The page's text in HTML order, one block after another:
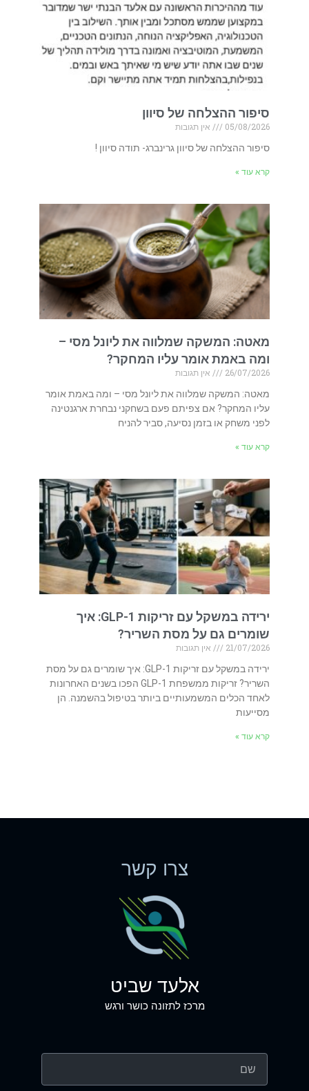
סיפור ההצלחה של סיוון
05/08/2026
אין תגובות
סיפור ההצלחה של סיוון גרינברג- תודה סיוון !
קרא עוד »
מאטה: המשקה שמלווה את ליונל מסי –
ומה באמת אומר עליו המחקר?
26/07/2026
אין תגובות
מאטה: המשקה שמלווה את ליונל מסי – ומה באמת אומר
עליו המחקר? אם צפיתם פעם בשחקני נבחרת ארגנטינה
לפני משחק או בזמן נסיעה, סביר להניח
קרא עוד »
ירידה במשקל עם זריקות GLP-1: איך
שומרים גם על מסת השריר?
21/07/2026
אין תגובות
ירידה במשקל עם זריקות GLP-1: איך שומרים גם על מסת
השריר? זריקות ממשפחת GLP-1 הפכו בשנים האחרונות
לאחד הכלים המשמעותיים ביותר בטיפול בהשמנה. הן
מסייעות
קרא עוד »
צרו קשר
אלעד שביט
מרכז לתזונה כושר ורגש